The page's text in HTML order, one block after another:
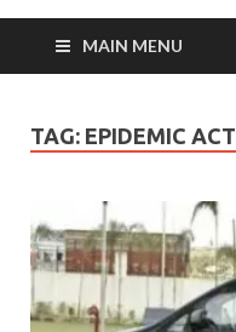
MAIN MENU
TAG: EPIDEMIC ACT